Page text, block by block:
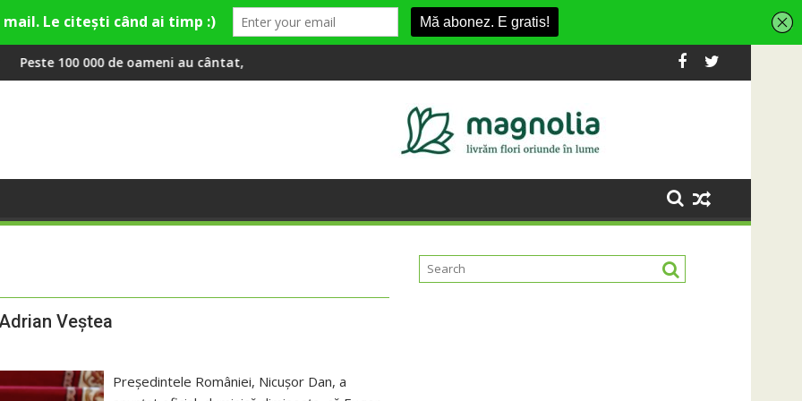
Theo Rose și comercianți români parteneri, în premieră la Fashion Village
oameni au cântat, la Untold, împreună cu StingRIVUS transformă fosta platformă Carbochim într-un nou centru cultural și de
Când luna devine o întrebare
Veștea
Președintele României, Nicușor Dan, a